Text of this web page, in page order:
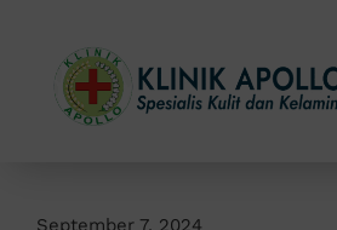
content
September 7, 2024